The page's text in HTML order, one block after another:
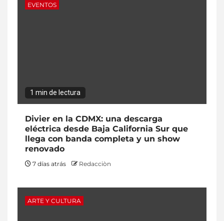
EVENTOS
1 min de lectura
Divier en la CDMX: una descarga
eléctrica desde Baja California Sur que
llega con banda completa y un show
renovado
7 días atrás Redacciòn
ARTE Y CULTURA